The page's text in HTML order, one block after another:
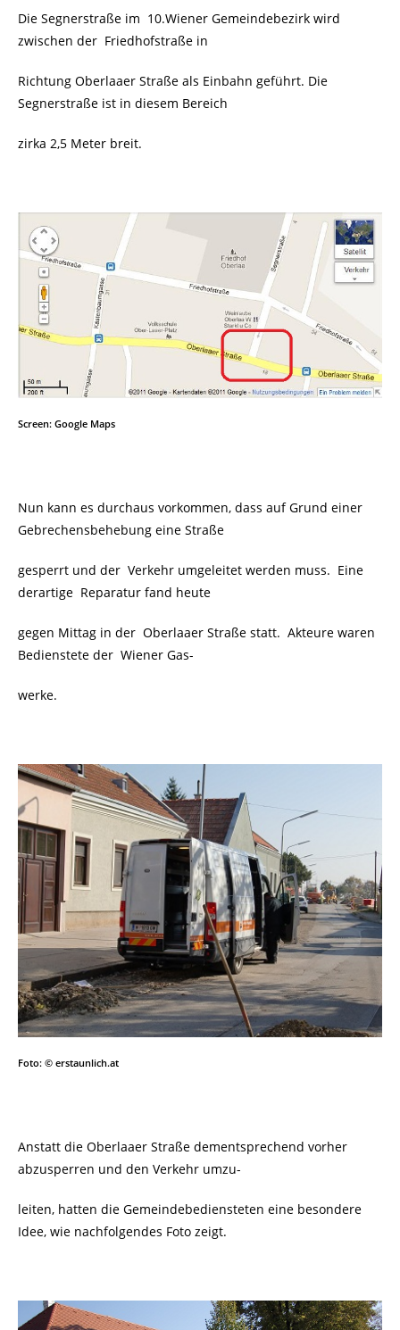
Die Segnerstraße im 10.Wiener Gemeindebezirk wird
zwischen der Friedhofstraße in
Richtung Oberlaaer Straße als Einbahn geführt. Die
Segnerstraße ist in diesem Bereich
zirka 2,5 Meter breit.
Screen: Google Maps
Nun kann es durchaus vorkommen, dass auf Grund einer
Gebrechensbehebung eine Straße
gesperrt und der Verkehr umgeleitet werden muss. Eine
derartige Reparatur fand heute
gegen Mittag in der Oberlaaer Straße statt. Akteure waren
Bedienstete der Wiener Gas-
werke.
Foto: © erstaunlich.at
Anstatt die Oberlaaer Straße dementsprechend vorher
abzusperren und den Verkehr umzu-
leiten, hatten die Gemeindebediensteten eine besondere
Idee, wie nachfolgendes Foto zeigt.